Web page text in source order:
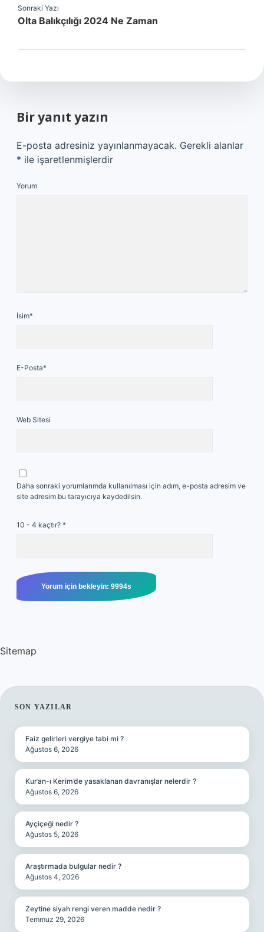
Sonraki Yazı
Olta Balıkçılığı 2024 Ne Zaman
Bir yanıt yazın
E-posta adresiniz yayınlanmayacak. Gerekli alanlar
* ile işaretlenmişlerdir
Yorum
İsim*
E-Posta*
Web Sitesi
Daha sonraki yorumlarımda kullanılması için adım, e-posta adresim ve
site adresim bu tarayıcıya kaydedilsin.
10 - 4 kaçtır? *
Sitemap
SIDEBAR
SON YAZILAR
Faiz gelirleri vergiye tabi mi ?
Ağustos 6, 2026
Kur’an-ı Kerim’de yasaklanan davranışlar nelerdir ?
Ağustos 6, 2026
Ayçiçeği nedir ?
Ağustos 5, 2026
Araştırmada bulgular nedir ?
Ağustos 4, 2026
Zeytine siyah rengi veren madde nedir ?
Temmuz 29, 2026